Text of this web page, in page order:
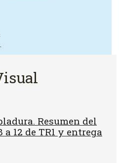
Resumen del
a 12 de TR1 y entrega